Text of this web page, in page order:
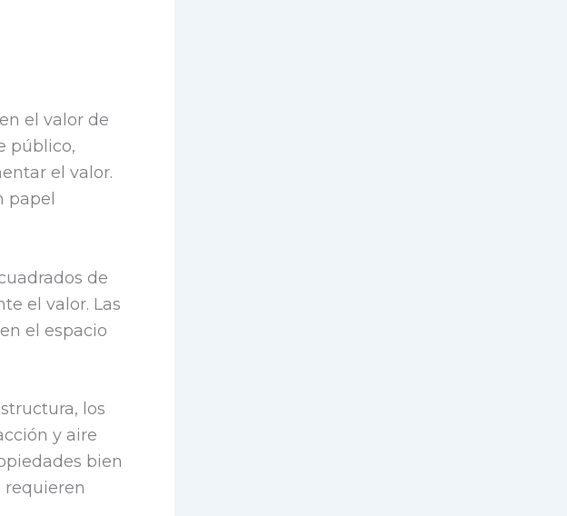
el valor de
público,
el valor.
papel
de
el valor. Las
el espacio
los
y aire
bien
requieren